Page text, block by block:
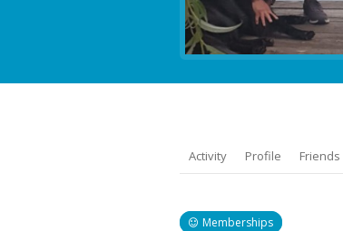
Activity Profile Friends
Memberships